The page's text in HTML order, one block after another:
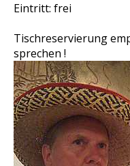
Eintritt: frei
Tischreservierung
sprechen !